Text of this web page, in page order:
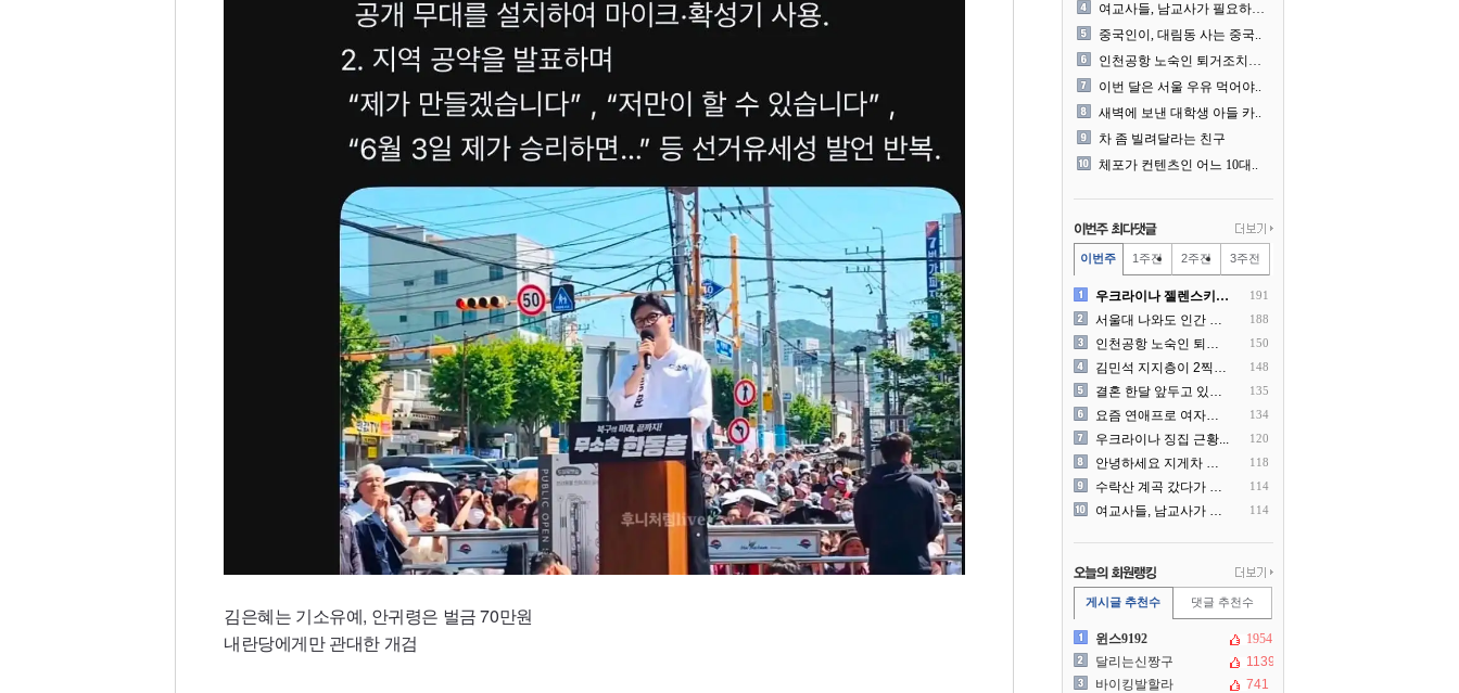
김은혜는 기소유예, 안귀령은 벌금 70만원
내란당에게만 관대한 개검
여교사들, 남교사가 필요하다..
중국인이, 대림동 사는 중국..
인천공항 노숙인 퇴거조치에...
이번 달은 서울 우유 먹어야..
새벽에 보낸 대학생 아들 카..
차 좀 빌려달라는 친구
체포가 컨텐츠인 어느 10대..
이번주 1주전 2주전 3주전
우크라이나 젤렌스키, 한국 .. 191
서울대 나와도 인간 쓰레기일.. 188
인천공항 노숙인 퇴거조치에... 150
김민석 지지층이 2찍알바들한.. 148
결혼 한달 앞두고 있는데 리.. 135
요즘 연애프로 여자나이 근황 134
우크라이나 징집 근황... 120
안녕하세요 지게차 사고 당사.. 118
수락산 계곡 갔다가 개빡친 .. 114
여교사들, 남교사가 필요하다.. 114
게시글 추천수 댓글 추천수
윈스9192
1954
달리는신짱구
1139
바이킹발할라
741